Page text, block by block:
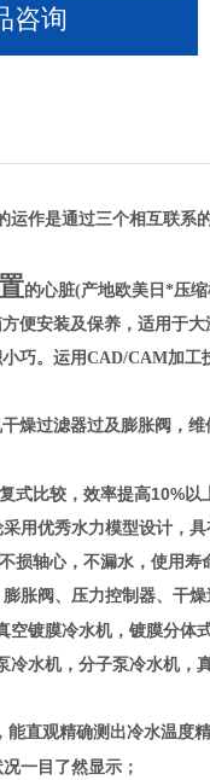
咨询
运作是通过三个相互联系
的心脏(产地欧美日*压
便安装及保养，适用于大
巧。运用CAD/CAM加
燥过滤器过及膨胀阀，
比较，效率提高10%以
用优秀水力模型设计，
损轴心，不漏水，使用寿
胀阀、压力控制器、干
镀膜冷水机，镀膜分体
水机，分子泵冷水机，
直观精确测出冷水温度
一目了然显示；